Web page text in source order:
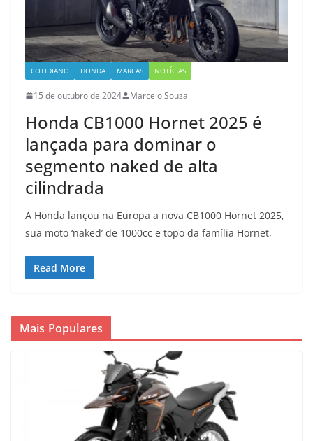
COTIDIANO HONDA MARCAS NOTÍCIAS
15 de outubro de 2024 Marcelo Souza
Honda CB1000 Hornet 2025 é
lançada para dominar o
segmento naked de alta
cilindrada
A Honda lançou na Europa a nova CB1000 Hornet 2025,
sua moto ‘naked’ de 1000cc e topo da família Hornet,
Read More
Mais Populares